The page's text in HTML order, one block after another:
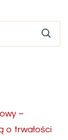
–
o trwałości